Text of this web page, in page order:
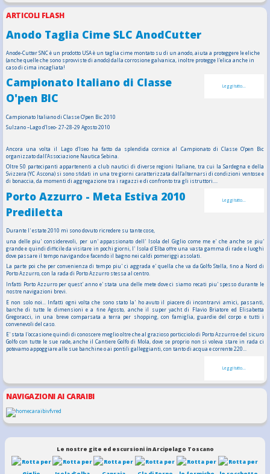
ARTICOLI FLASH
Anodo Taglia Cime SLC AnodCutter
Anode-Cutter SNC è un prodotto USA è un taglia cime montato su di un anodo, aiuta a proteggere le eliche
(anche quelle che sono sprovviste di anodo) dalla corrosione galvanica, inoltre protegge l'elica anche in
caso di cima incagliata!
Leggi tutto...
Campionato Italiano di Classe
O'pen BIC
Campionato Italiano di Classe O’pen Bic 2010
Sulzano –Lago d’Iseo- 27-28-29 Agosto 2010
Ancora una volta il Lago d’Iseo ha fatto da splendida cornice al Campionato di Classe O’pen Bic
organizzato dall’Associazione Nautica Sebina.
Oltre 50 partecipanti appartenenti a club nautici di diverse regioni Italiane, tra cui la Sardegna e della
Svizzera (YC Ascona) si sono sfidati in una tre giorni caratterizzata dall’alternarsi di condizioni ventose e
di bonaccia, da momenti di aggregazione tra i ragazzi e di confronto tra gli istruttori....
Leggi tutto...
Porto Azzurro - Meta Estiva 2010
Prediletta
Durante l' estate 2010 mi sono dovuto ricredere su tante cose,
una delle piu' considerevoli, per un' appassionato dell' Isola del Giglio come me e' che anche se piu'
grande e quindi difficile da visitare in pochi giorni, l' Isola d'Elba offre una vasta gamma di rade e luoghi
dove passare il tempo navigando e facendo il bagno nei caldi pomeriggi assolati.
La parte poi che per convenienza di tempo piu' ci aggrada e' quella che va da Golfo Stella, fino a Nord di
Porto Azzurro, con la rada di Porto Azzurro stessa al centro.
Infatti Porto Azzurro per quest' anno e' stata una delle mete dove ci siamo recati piu' spesso durante le
nostre navigazioni brevi.
E non solo noi... Infatti ogni volta che sono stato la' ho avuto il piacere di incontrarvi amici, passanti,
barche di tutte le dimensioni e a fine Agosto, anche il super yacht di Flavio Briatore ed Elisabetta
Gregoracci, in una breve comparsata a terra per shopping, con famiglia, guardie del corpo e tutti i
convenevoli del caso.
E' stata l'occasione quindi di conoscere meglio oltre che al grazioso porticciolo di Porto Azzurro e del sicuro
Golfo con tutte le sue rade, anche il Cantiere Golfo di Mola, dove se proprio non si voleva stare in rada ci
potevamo appoggiare alle sue banchine o ai pontili galleggianti, con tanto di acqua e corrente 220...
Leggi tutto...
NAVIGAZIONI AI CARAIBI
Le nostre gite ed escursioni in Arcipelago Toscano